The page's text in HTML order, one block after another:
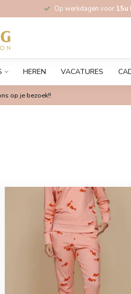
Op werkdagen voor 15u
HEREN VACATURES
op je bezoek!!